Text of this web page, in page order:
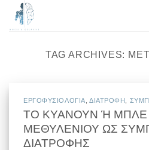
Μετάβαση
TAG ARCHIVES:
EΡΓΟΦΥΣΙΟΛΟΓΙΑ ΔΙΑΤΡΟΦΗ
ΤΟ ΚΥΑΝΟΥΝ Ή ΜΠΛΕ
ΜΕΘΥΛΕΝΙΟΥ ΩΣ
ΔΙΑΤΡΟΦΗΣ